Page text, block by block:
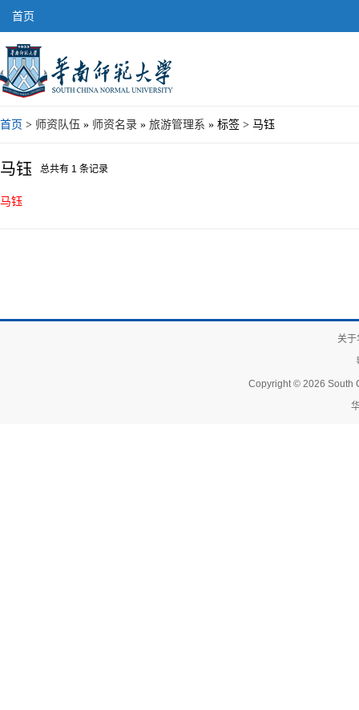
首页
首页 > 师资队伍 » 师资名录 » 旅游管理系 » 标签 > 马钰
马钰 总共有 1 条记录
马钰
关于
Copyright © 2026 South